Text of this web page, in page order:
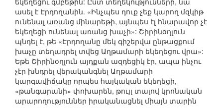
ասել է Էրդողանին. «Ինչպես դուք չեք կարող մզկիթ
ունենալ առանց մինարեթի, այնպես էլ հնարավոր չէ
եկեղեցի ունենալ առանց խաչի»: Շիրինօղլուն
պնդել է, թե «Էրդողանը մեկ գիշերվա ընթացքում
խաչը տեղադրել տվեց Աղթամարի եկեղեցու վրա»:
Եթե Շիրինօղլուն այդքան ազդեցիկ էր, ապա ինչու
չէր խնդրել վերականգնել Աղթամարի
կարգավիճակը որպես հայկական եկեղեցի,
«թանգարանի» փոխարեն, թույլ տալով կրոնական
արարողություններ իրականացնել միայն տարին